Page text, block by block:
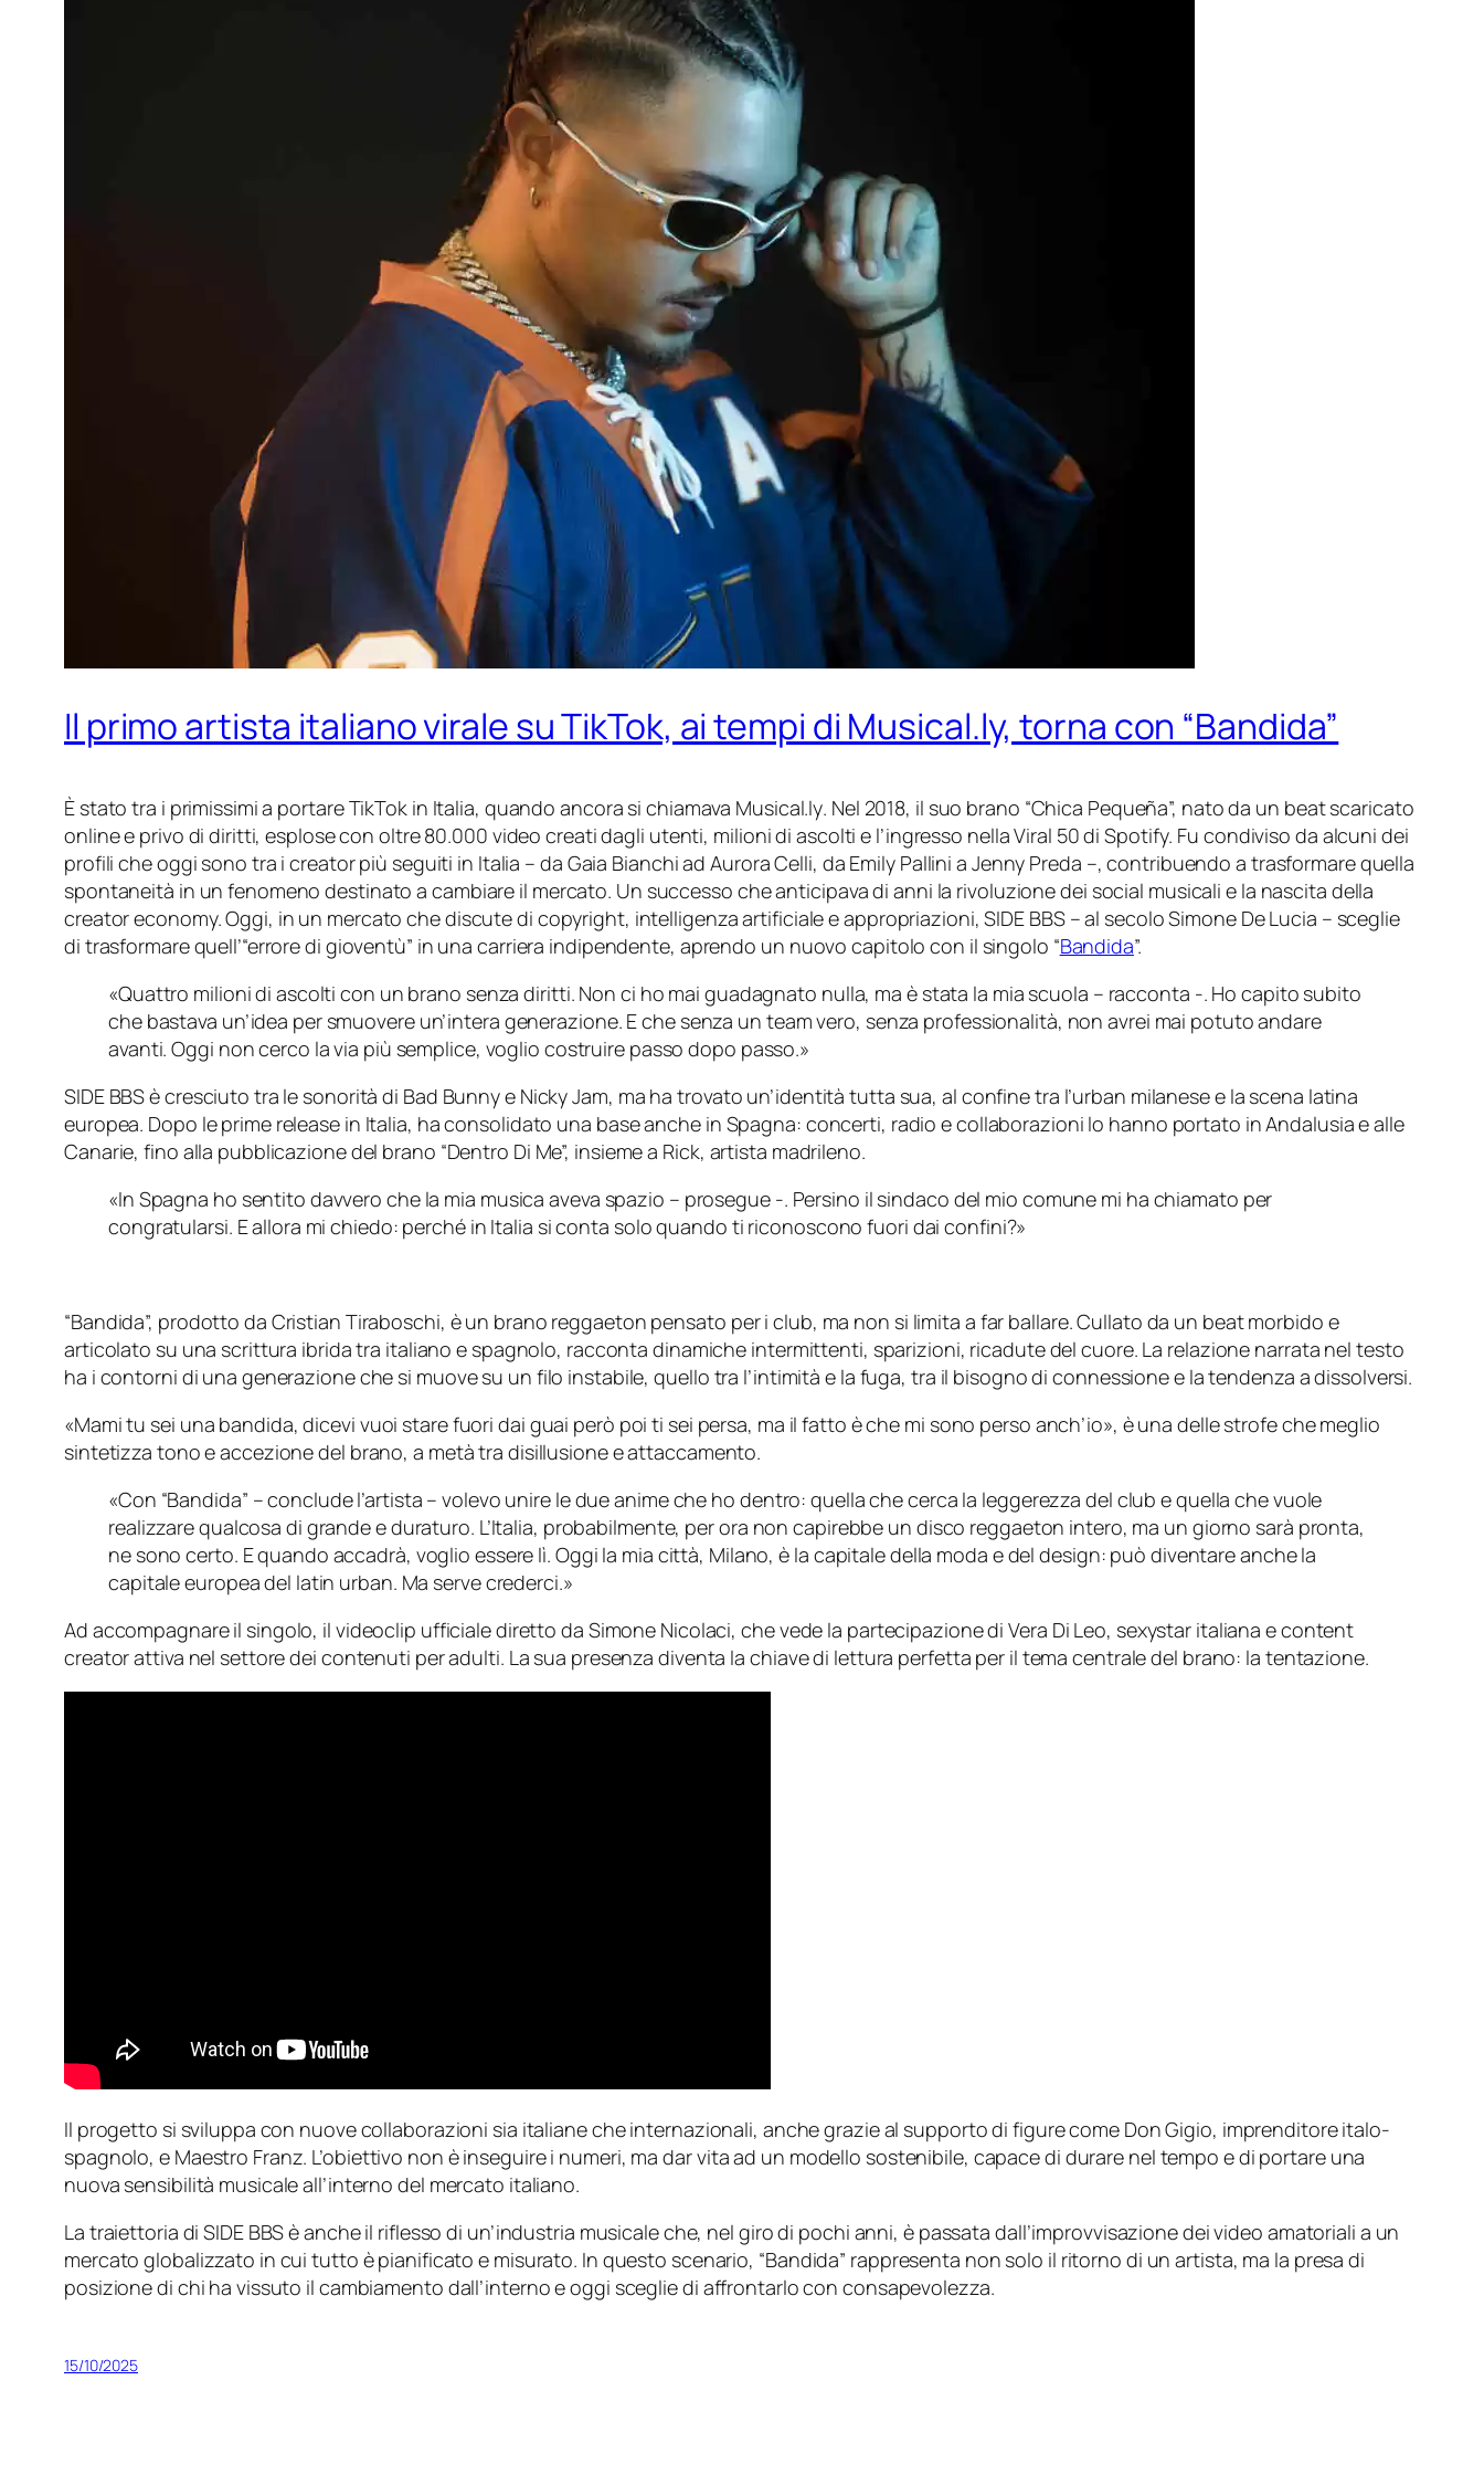
Il primo artista italiano virale su TikTok, ai tempi di Musical.ly, torna con “Bandida”
È stato tra i primissimi a portareTikTokin Italia, quando ancora si chiamava Musical.ly. Nel 2018, il suo brano “Chica Pequeña”, nato da un beat scaricato
online e privo di diritti, esplose con oltre 80.000 video creati dagli utenti, milioni di ascolti e l’ingresso nella Viral 50 diSpotify. Fu condiviso da alcuni dei
profili che oggi sono tra i creator più seguiti in Italia – da Gaia Bianchi ad Aurora Celli, da Emily Pallini a Jenny Preda –, contribuendo a trasformare quella
spontaneità in un fenomeno destinato a cambiare il mercato. Un successo che anticipava di anni la rivoluzione dei social musicali e la nascita della
creator economy. Oggi, in un mercato che discute di copyright, intelligenza artificiale e appropriazioni, SIDE BBS – al secolo Simone De Lucia – sceglie
di trasformare quell’“errore di gioventù” in una carriera indipendente, aprendo un nuovo capitolo con il singolo “Bandida”.
«Quattro milioni di ascolti con un brano senza diritti. Non ci ho mai guadagnato nulla, ma è stata la mia scuola – racconta -. Ho capito subito
che bastava un’idea per smuovere un’intera generazione. E che senza un team vero, senza professionalità, non avrei mai potuto andare
avanti. Oggi non cerco la via più semplice, voglio costruire passo dopo passo.»
SIDE BBS è cresciuto tra le sonorità di Bad Bunny e Nicky Jam, ma ha trovato un’identità tutta sua, al confine tra l’urban milanese e la scena latina
europea. Dopo le prime release in Italia, ha consolidato una base anche in Spagna: concerti, radio e collaborazioni lo hanno portato in Andalusia e alle
Canarie, fino alla pubblicazione del brano “Dentro Di Me”, insieme a Rick, artista madrileno.
«In Spagna ho sentito davvero che la mia musica aveva spazio – prosegue -. Persino il sindaco del mio comune mi ha chiamato per
congratularsi. E allora mi chiedo: perché in Italia si conta solo quando ti riconoscono fuori dai confini?»
“Bandida”, prodotto da Cristian Tiraboschi, è un brano reggaeton pensato per i club, ma non si limita a far ballare. Cullato da un beat morbido e
articolato su una scrittura ibrida tra italiano e spagnolo, racconta dinamiche intermittenti, sparizioni, ricadute del cuore. La relazione narrata nel testo
ha i contorni di una generazione che si muove su un filo instabile, quello tra l’intimità e la fuga, tra il bisogno di connessione e la tendenza a dissolversi.
«Mami tu sei una bandida, dicevi vuoi stare fuori dai guai però poi ti sei persa, ma il fatto è che mi sono perso anch’io», è una delle strofe che meglio
sintetizza tono e accezione del brano, a metà tra disillusione e attaccamento.
«Con “Bandida” – conclude l’artista – volevo unire le due anime che ho dentro: quella che cerca la leggerezza del club e quella che vuole
realizzare qualcosa di grande e duraturo. L’Italia, probabilmente, per ora non capirebbe un disco reggaeton intero, ma un giorno sarà pronta,
ne sono certo. E quando accadrà, voglio essere lì. Oggi la mia città, Milano, è la capitale della moda e del design: può diventare anche la
capitale europea del latin urban. Ma serve crederci.»
Ad accompagnare il singolo, il videoclip ufficiale diretto da Simone Nicolaci, che vede la partecipazione di Vera Di Leo, sexystar italiana e content
creator attiva nel settore dei contenuti per adulti. La sua presenza diventa la chiave di lettura perfetta per il tema centrale del brano: la tentazione.
Il progetto si sviluppa con nuove collaborazioni sia italiane che internazionali, anche grazie al supporto di figure come Don Gigio, imprenditore italo-
spagnolo, e Maestro Franz. L’obiettivo non è inseguire i numeri, ma dar vita ad un modello sostenibile, capace di durare nel tempo e di portare una
nuova sensibilità musicale all’interno del mercato italiano.
La traiettoria di SIDE BBS è anche il riflesso di un’industria musicale che, nel giro di pochi anni, è passata dall’improvvisazione dei video amatoriali a un
mercato globalizzato in cui tutto è pianificato e misurato. In questo scenario, “Bandida” rappresenta non solo il ritorno di un artista, ma la presa di
posizione di chi ha vissuto il cambiamento dall’interno e oggi sceglie di affrontarlo con consapevolezza.
15/10/2025